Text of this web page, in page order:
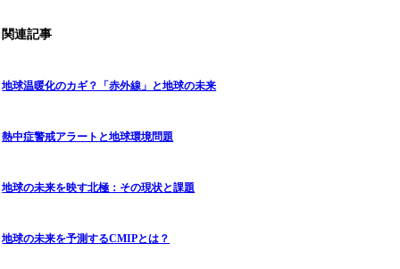
関連記事
地球温暖化のカギ？「赤外線」と地球の未来
熱中症警戒アラートと地球環境問題
地球の未来を映す北極：その現状と課題
地球の未来を予測するCMIPとは？